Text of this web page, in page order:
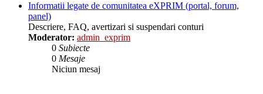
Informatii legate de comunitatea eXPRIM (portal, forum,
panel)
Descriere, FAQ, avertizari si suspendari conturi
Moderator: admin_exprim
0 Subiecte
0 Mesaje
Niciun mesaj